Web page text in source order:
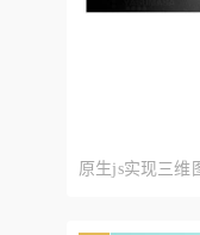
原生js实现三维